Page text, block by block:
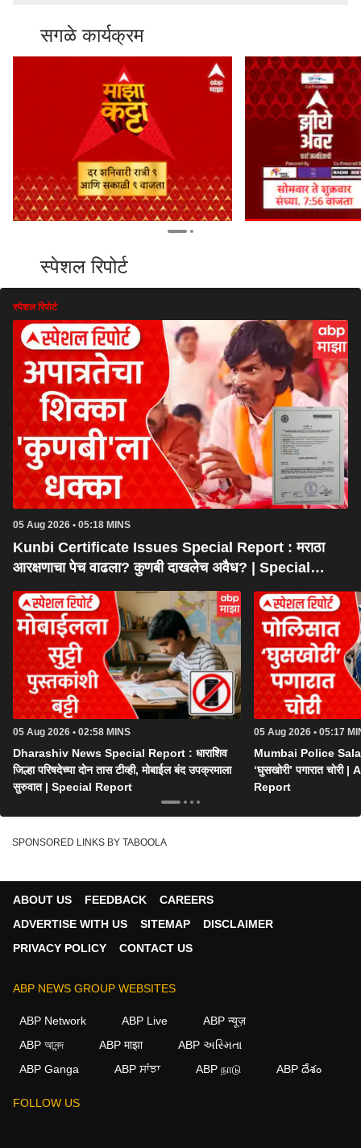
सगळे कार्यक्रम
स्पेशल रिपोर्ट
स्पेशल रिपोर्ट
05 Aug 2026 • 05:18 MINS
Kunbi Certificate Issues Special Report : मराठा
आरक्षणाचा पेच वाढला? कुणबी दाखलेच अवैध? | Special
Report
05 Aug 2026 • 02:58 MINS
Dharashiv News Special Report : धाराशिव
जिल्हा परिषदेच्या दोन तास टीव्ही, मोबाईल बंद उपक्रमाला
सुरुवात | Special Report
05 Aug 2026 • 05:17
Mumbai Police
‘घुसखोरी’ पगारात
Report
SPONSORED LINKS BY TABOOLA
ABOUT US FEEDBACK
CAREERS
ADVERTISE WITH US
SITEMAP
DISCLAIMER
PRIVACY POLICY
CONTACT US
ABP NEWS GROUP WEBSITES
ABP Network ABP Live
ABP न्यूज़
ABP আনন্দ
ABP माझा
ABP અસ્મિતા
ABP Ganga
ABP ਸਾਂਝਾ ABP நாடு ABP దేశం
FOLLOW US